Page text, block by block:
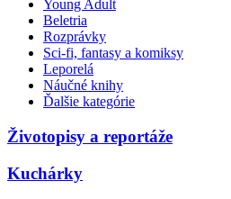
Young Adult
Beletria
Rozprávky
Sci-fi, fantasy a komiksy
Leporelá
Náučné knihy
Ďalšie kategórie
Životopisy a reportáže
Kuchárky